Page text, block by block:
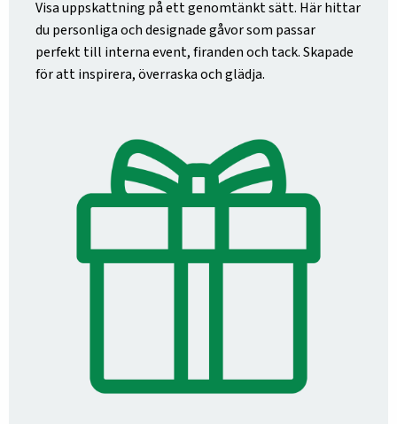
Visa uppskattning på ett genomtänkt sätt. Här hittar
du personliga och designade gåvor som passar
perfekt till interna event, firanden och tack. Skapade
för att inspirera, överraska och glädja.